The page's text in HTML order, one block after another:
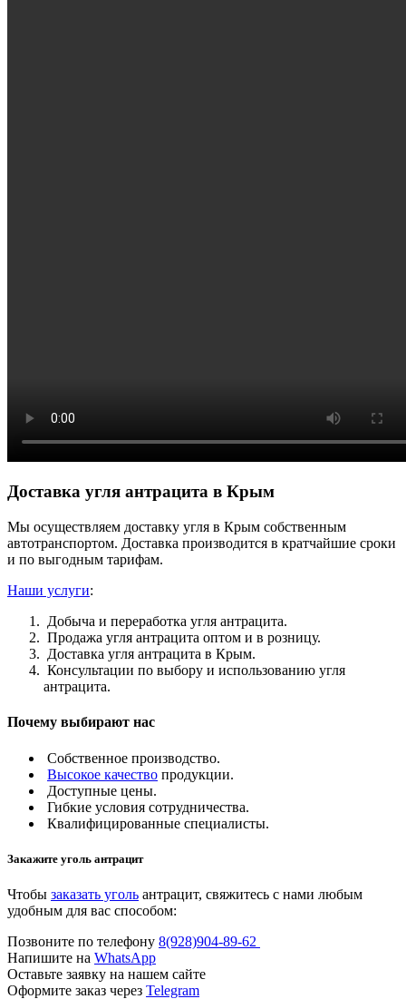
Доставка угля антрацита в Крым
Мы осуществляем доставку угля в Крым собственным
автотранспортом. Доставка производится в кратчайшие сроки
и по выгодным тарифам.
Наши услуги:
Добыча и переработка угля антрацита.
Продажа угля антрацита оптом и в розницу.
Доставка угля антрацита в Крым.
Консультации по выбору и использованию угля
антрацита.
Почему выбирают нас
Собственное производство.
Высокое качество продукции.
Доступные цены.
Гибкие условия сотрудничества.
Квалифицированные специалисты.
Закажите уголь антрацит
Чтобы заказать уголь антрацит, свяжитесь с нами любым
удобным для вас способом:
Позвоните по телефону 8(928)904-89-62
Напишите на WhatsApp
Оставьте заявку на нашем сайте
Оформите заказ через Telegram